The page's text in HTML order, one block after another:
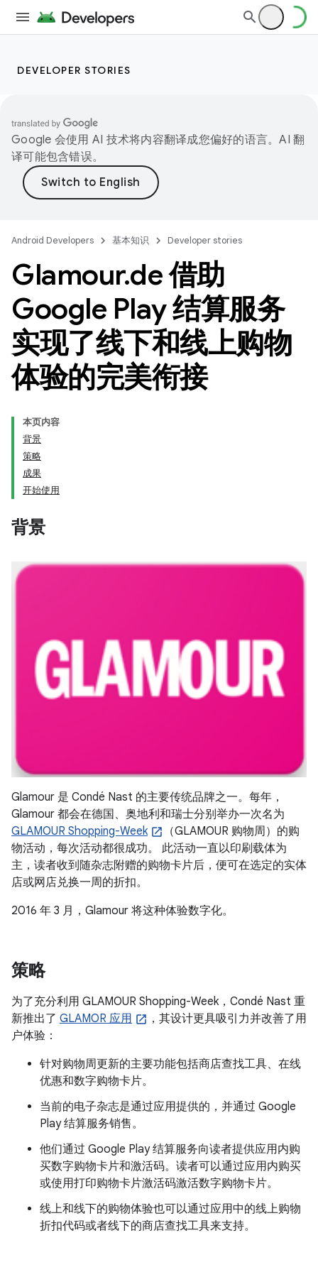
DEVELOPER STORIES
Google 会使用 AI 技术将内容翻译成您偏好的语言。AI 翻
译可能包含错误。
Android Developers 基本知识 Developer stories
Glamour.de 借助
Google Play 结算服务
实现了线下和线上购物
体验的完美衔接
本页内容
背景
策略
成果
开始使用
背景
Glamour 是 Condé Nast 的主要传统品牌之一。每年，
Glamour 都会在德国、奥地利和瑞士分别举办一次名为
GLAMOUR Shopping-Week
（GLAMOUR 购物周）的购
物活动，每次活动都很成功。
此活动一直以印刷载体为
主，读者收到随杂志附赠的购物卡片后，便可在选定的实体
店或网店兑换一周的折扣。
2016 年 3 月，Glamour 将这种体验数字化。
策略
为了充分利用 GLAMOUR Shopping-Week，Condé Nast 重
新推出了 GLAMOR 应用
，其设计更具吸引力并改善了用
户体验：
针对购物周更新的主要功能包括商店查找工具、在线
优惠和数字购物卡片。
当前的电子杂志是通过应用提供的，并通过 Google
Play 结算服务销售。
他们通过 Google Play 结算服务向读者提供应用内购
买数字购物卡片和激活码。读者可以通过应用内购买
或使用打印购物卡片激活码激活数字购物卡片。
线上和线下的购物体验也可以通过应用中的线上购物
折扣代码或者线下的商店查找工具来支持。